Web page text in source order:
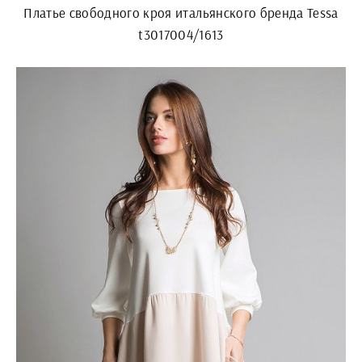
Платье свободного кроя итальянского бренда Tessa
t3017004/1613